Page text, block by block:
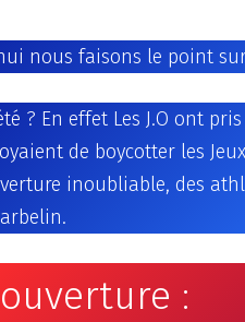
nous faisons le point sur
? En effet Les J.O ont
de boycotter les
inoubliable, des
: